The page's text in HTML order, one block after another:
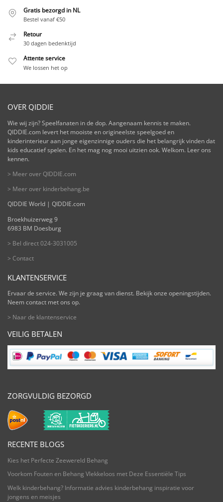
Gratis bezorgd in NL
Bestel vanaf €50
Retour
30 dagen bedenktijd
Attente service
We lossen het op
OVER QIDDIE
Wie wij zijn? Speelfanaten in de dop. Aangenaam kennis te maken.
QIDDIE.com levert het mooiste en origineelste speelgoed en
kinderinterieur aan jonge eigenzinnige ouders die het belangrijk vinden dat
kids educatief spelen. En het mag nog mooi uitzien ook. Welkom. Leer ons
kennen.
> Meer over QIDDIE.com
> Meer over kinderbehang.be
QIDDIE World | QIDDIE.com
Broekhuizerweg 9
6983 BM Doesburg
> Bel direct 024-3031005
> Contact
KLANTENSERVICE
Ervaar de service. We zijn je graag van dienst. Bekijk onze openingstijden.
Neem contact met ons op.
> Naar de klantenservice
VEILIG BETALEN
ZORGVULDIG BEZORGD
RECENTE BLOGS
Kies het Perfecte Zeewereld Behang
Voorkom Fouten en Behang Vlekkeloos met Deze Essentiële Tips
Welk kinderbehang? Informatie advies kinderbehang inspiratie voor
jongens en meisjes